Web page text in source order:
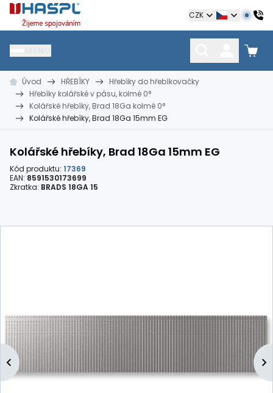
Hašpl CZK
HŘEBÍKY
kramle
SPOJOVACÍ MATERIÁL
vruty, šrouby, matice
KOTEVNÍ TECHNIKA
Úvod HŘEBÍKY
Hřebíky do hřebíkovačky
Hřebíky kolářské v pásu, kolmé 0°
Kolářské hřebíky, Brad 18Ga kolmé 0°
Kolářské hřebíky, Brad 18Ga 15mm EG
Kolářské hřebíky, Brad 18Ga 15mm EG
Kód produktu: 17369
EAN: 8591530173699
Zkratka: BRADS 18GA 15